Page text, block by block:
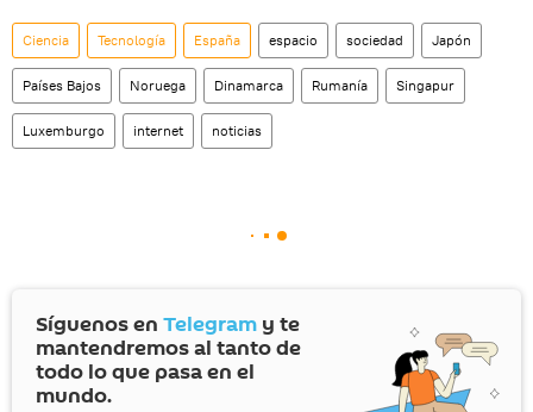
Ciencia Tecnología España espacio sociedad Japón
Países Bajos Noruega Dinamarca Rumanía Singapur
Luxemburgo internet noticias
Síguenos en Telegram y te
mantendremos al tanto de
todo lo que pasa en el
mundo.